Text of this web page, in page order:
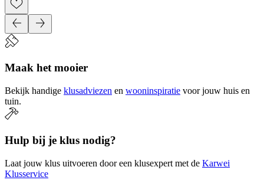
Maak het mooier
Bekijk handige klusadviezen en wooninspiratie voor jouw huis en
tuin.
Hulp bij je klus nodig?
Laat jouw klus uitvoeren door een klusexpert met de Karwei
Klusservice